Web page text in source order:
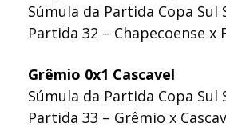
Súmula da Partida Copa Sul
Partida 32 – Chapecoense x
Grêmio 0x1 Cascavel
Súmula da Partida Copa Sul
Partida 33 – Grêmio x